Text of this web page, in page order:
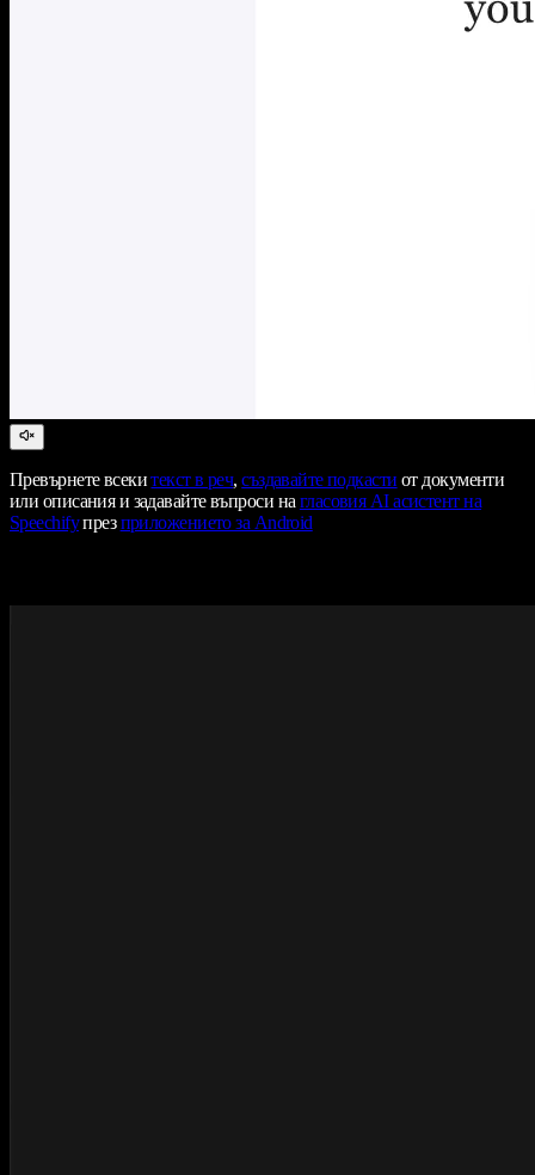
Превърнете всекитекст в реч,създавайте подкасти от документи
или описания и задавайте въпроси нагласовия AI асистент на
Speechifyпрезприложението за Android